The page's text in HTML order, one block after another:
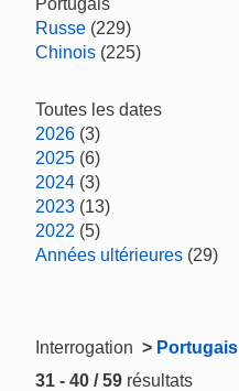
Portugais
Russe (229)
Chinois (225)
Toutes les dates
2026 (3)
2025 (6)
2024 (3)
2023 (13)
2022 (5)
Années ultérieures (29)
Interrogation > Portugais
31 - 40 / 59 résultats